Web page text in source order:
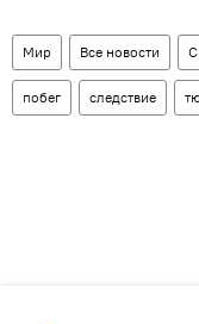
Мир Все новости
побег следствие